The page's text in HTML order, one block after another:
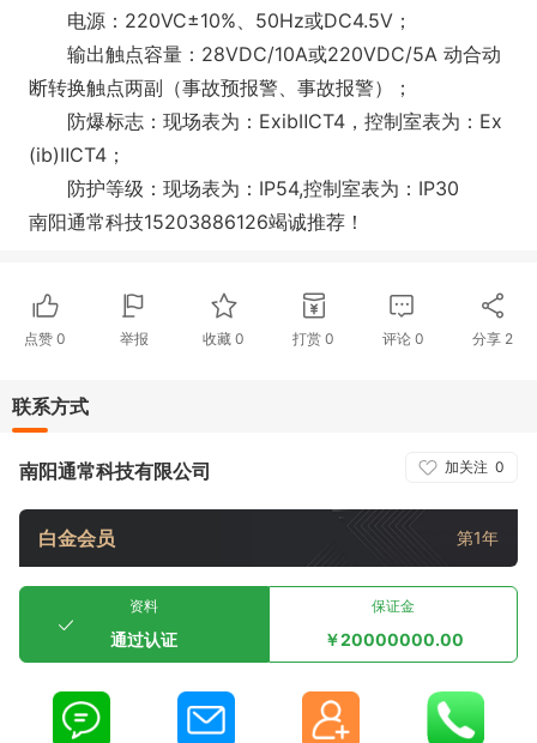
电源：220VC±10%、50Hz或DC4.5V；
输出触点容量：28VDC/10A或220VDC/5A 动合动
断转换触点两副（事故预报警、事故报警）；
防爆标志：现场表为：ExibⅡCT4，控制室表为：Ex
(ib)ⅡCT4；
防护等级：现场表为：IP54,控制室表为：IP30
南阳通常科技15203886126竭诚推荐！
点赞 0 举报 收藏0 打赏 0 评论 0 分享 2
联系方式
加关注 0
南阳通常科技有限公司
白金会员 第1年
资料
通过认证
保证金
￥20000000.00